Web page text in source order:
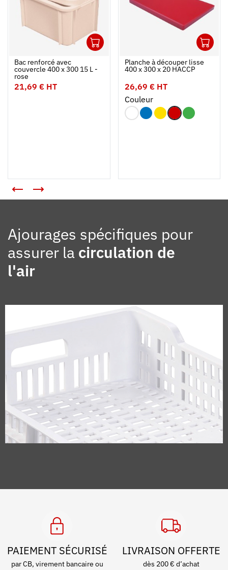
Ajouter au panier
Fermer
Bac renforcé avec
couvercle 400 x 300 15 L -
rose
21,69 € HT
Planche à découper lisse
400 x 300 x 20 HACCP
26,69 € HT
Couleur
Ajourages spécifiques pour
assurer la circulation de
l'air
PAIEMENT SÉCURISÉ
par CB, virement bancaire ou
LIVRAISON OFFERTE
dès 200 € d’achat